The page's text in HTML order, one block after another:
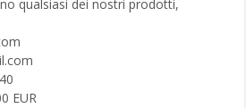
qualsiasi dei nostri prodotti,
EUR